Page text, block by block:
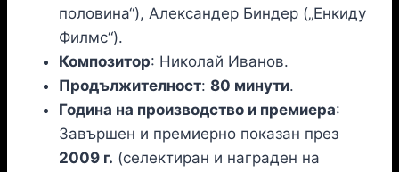
половина“), Александер Биндер („Енкиду
Филмс“).
Композитор: Николай Иванов.
Продължителност: 80 минути.
Година на производство и премиера:
Завършен и премиерно показан през
2009 г. (селектиран и награден на